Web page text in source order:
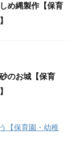
め縄製作【保育
のお城【保育
【保育園・幼稚